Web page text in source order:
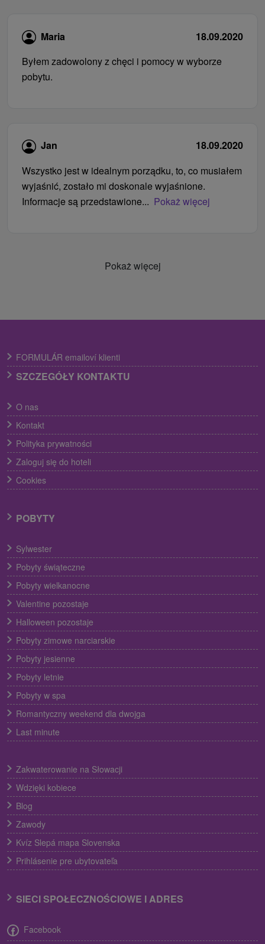
Maria
18.09.2020
Byłem zadowolony z chęci i pomocy w wyborze
pobytu.
Jan
18.09.2020
Wszystko jest w idealnym porządku, to, co musiałem
wyjaśnić, zostało mi doskonale wyjaśnione.
Informacje są przedstawione... Pokaż więcej
Pokaż więcej
FORMULÁR emailoví klienti
SZCZEGÓŁY KONTAKTU
O nas
Kontakt
Polityka prywatności
Zaloguj się do hoteli
Cookies
POBYTY
Sylwester
Pobyty świąteczne
Pobyty wielkanocne
Valentine pozostaje
Halloween pozostaje
Pobyty zimowe narciarskie
Pobyty jesienne
Pobyty letnie
Pobyty w spa
Romantyczny weekend dla dwojga
Last minute
Zakwaterowanie na Słowacji
Wdzięki kobiece
Blog
Zawody
Kvíz Slepá mapa Slovenska
Prihlásenie pre ubytovateľa
SIECI SPOŁECZNOŚCIOWE I ADRES
Facebook